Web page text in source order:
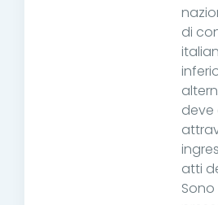
di
deve
atti